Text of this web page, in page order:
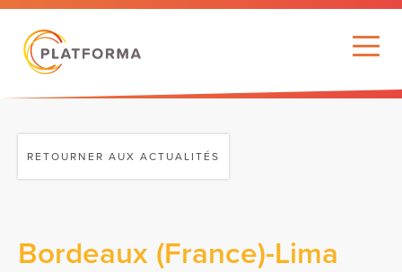
RETOURNER AUX ACTUALITÉS
Bordeaux (France)-Lima